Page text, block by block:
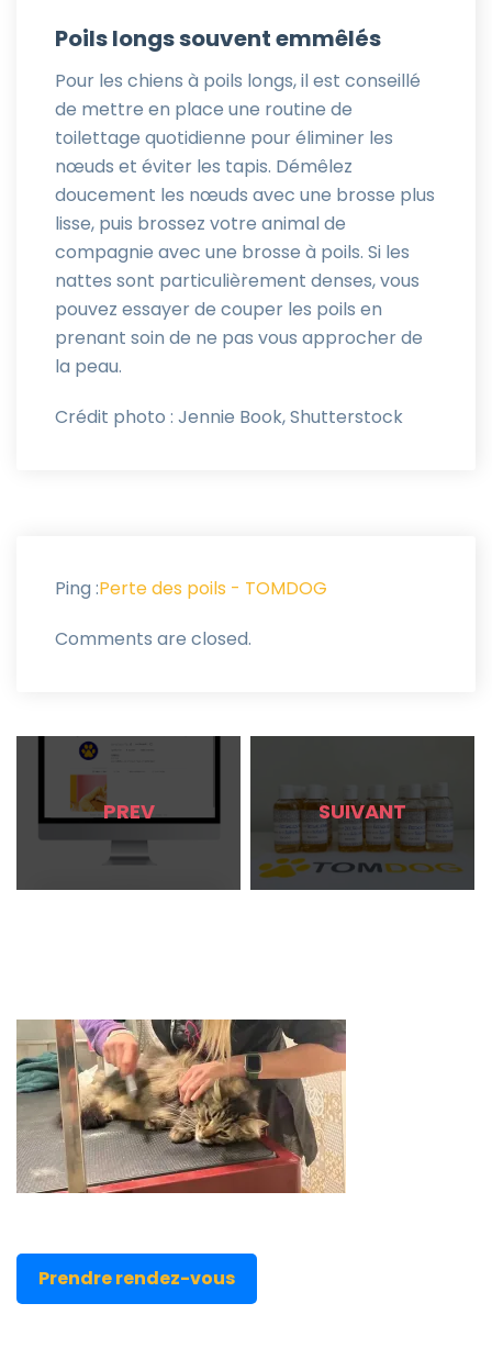
Poils longs souvent emmêlés
Pour les chiens à poils longs, il est conseillé
de mettre en place une routine de
toilettage quotidienne pour éliminer les
nœuds et éviter les tapis. Démêlez
doucement les nœuds avec une brosse plus
lisse, puis brossez votre animal de
compagnie avec une brosse à poils. Si les
nattes sont particulièrement denses, vous
pouvez essayer de couper les poils en
prenant soin de ne pas vous approcher de
la peau.
Crédit photo : Jennie Book, Shutterstock
Ping :Perte des poils - TOMDOG
Comments are closed.
PREV SUIVANT
Prendre rendez-vous